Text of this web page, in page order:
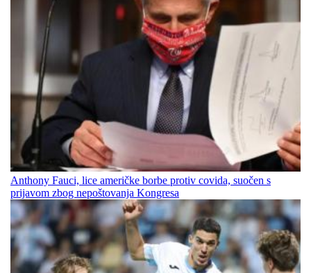
Anthony Fauci, lice američke borbe protiv covida, suočen s
prijavom zbog nepoštovanja Kongresa